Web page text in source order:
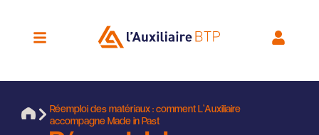
Réemploi des matériaux : comment L’Auxiliaire
accompagne Made in Past